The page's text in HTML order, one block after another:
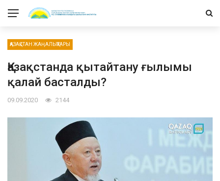
ҚАЗАҚСТАН ЖАҢАЛЫҚТАРЫ
Қазақстанда қытайтану ғылымы
қалай басталды?
09.09.2020 2144